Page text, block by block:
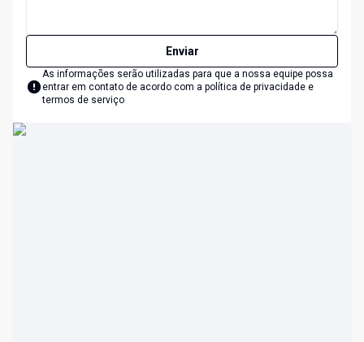
Enviar
As informações serão utilizadas para que a nossa equipe possa
entrar em contato de acordo com a política de privacidade e
termos de serviço